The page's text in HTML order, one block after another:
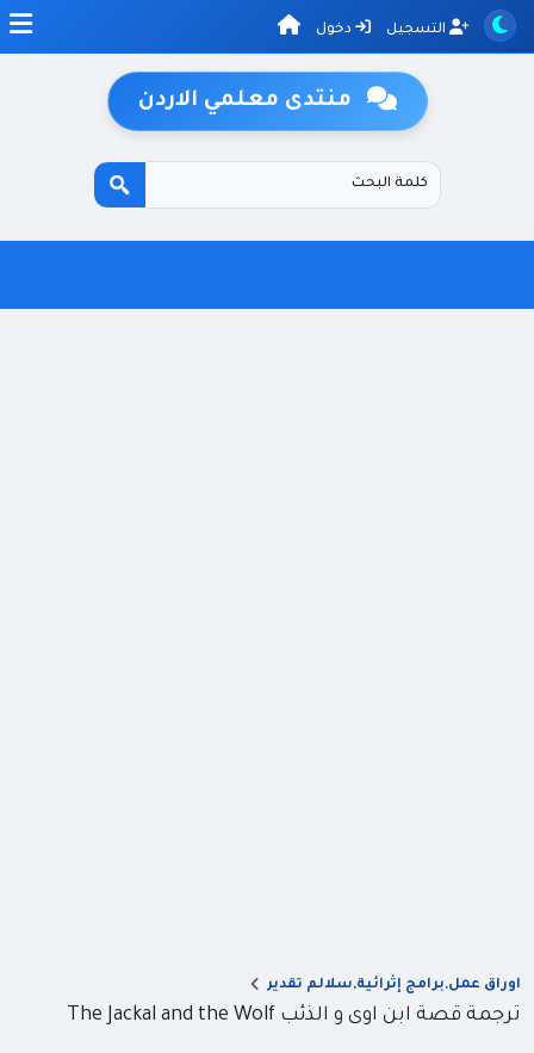
التسجيل دخول
منتدى معلمي الاردن
اوراق عمل,برامج إثرائية,سلالم تقدير
ترجمة قصة ابن اوى و الذئب The Jackal and the Wolf